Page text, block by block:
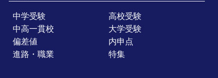
中学受験
高校受験
中高一貫校
大学受験
偏差値
内申点
進路・職業
特集